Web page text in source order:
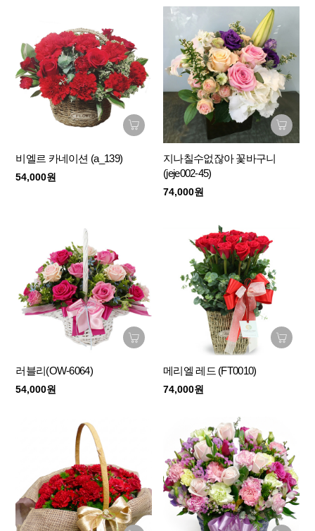
비엘르 카네이션 (a_139)
54,000원
지나칠수없잖아 꽃바구니
(jeje002-45)
74,000원
러블리(OW-6064)
54,000원
메리엘 레드 (FT0010)
74,000원